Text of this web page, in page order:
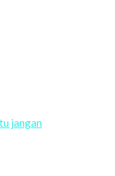
jangan